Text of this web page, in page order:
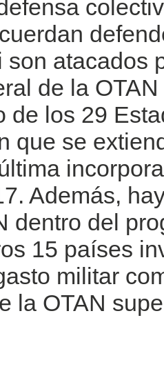
son atacados
de la
de los 29
que se
Además,
dentro del
15 países
militar
la OTAN